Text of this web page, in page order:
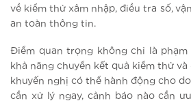
về kiểm thử xâm nhập, điều tra số,
an toàn thông tin.
Điểm quan trọng không chỉ là phạm
khả năng chuyển kết quả kiểm thử
khuyến nghị có thể hành động cho
cần xử lý ngay, cảnh báo nào cần